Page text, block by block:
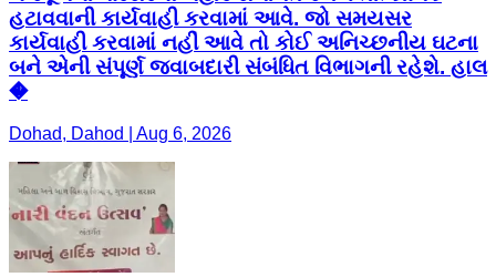
હટાવવાની કાર્યવાહી કરવામાં આવે. જો સમયસર
કાર્યવાહી કરવામાં નહીં આવે તો કોઈ અનિચ્છનીય ઘટના
બને એની સંપૂર્ણ જવાબદારી સંબંધિત વિભાગની રહેશે. હાલ
�
Dohad, Dahod | Aug 6, 2026